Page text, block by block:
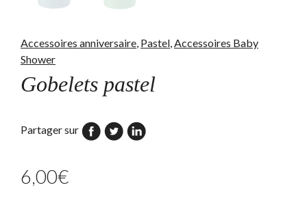
Accessoires anniversaire, Pastel,Accessoires Baby
Shower
Gobelets pastel
Partager sur
6,00€